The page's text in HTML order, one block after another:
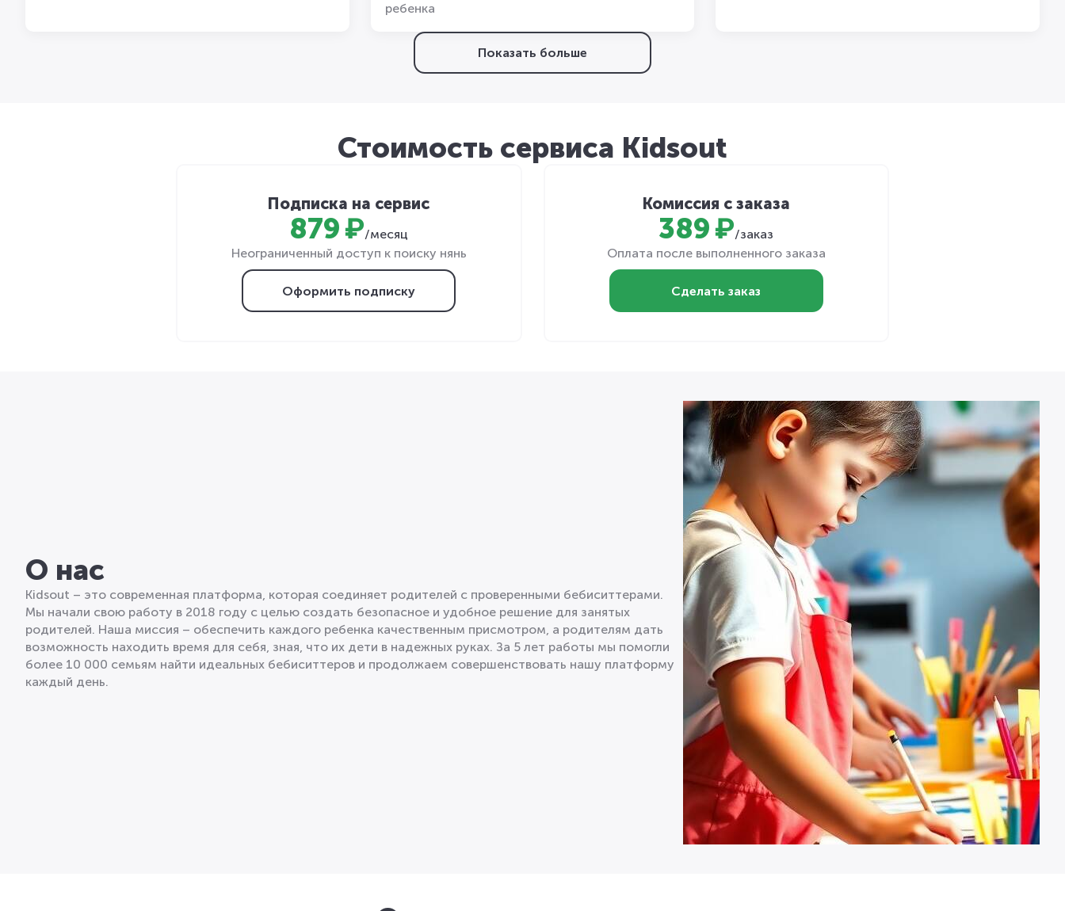
ребенка
Показать больше
Стоимость сервиса Kidsout
Подписка на сервис
879 ₽/месяц
Неограниченный доступ к поиску нянь
Оформить подписку
Комиссия с заказа
389 ₽/заказ
Оплата после выполненного заказа
Сделать заказ
О нас
Kidsout – это современная платформа, которая соединяет родителей с проверенными бебиситтерами.
Мы начали свою работу в 2018 году с целью создать безопасное и удобное решение для занятых
родителей. Наша миссия – обеспечить каждого ребенка качественным присмотром, а родителям дать
возможность находить время для себя, зная, что их дети в надежных руках. За 5 лет работы мы помогли
более 10 000 семьям найти идеальных бебиситтеров и продолжаем совершенствовать нашу платформу
каждый день.